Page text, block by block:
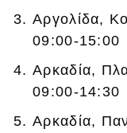
Αργολίδα,
09:00-15:00
Αρκαδία,
09:00-14:30
Αρκαδία,